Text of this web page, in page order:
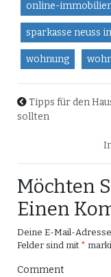
online-
sparkasse neuss
wohnung
Tipps für den
sollten
Möchten
Einen
Deine E-Mail-
Felder sind mit *
Comment